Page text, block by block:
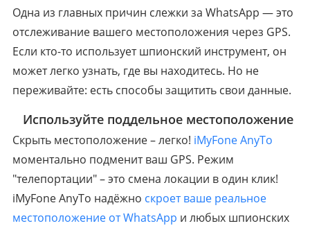
Одна из главных причин слежки за WhatsApp — это
отслеживание вашего местоположения через GPS.
Если кто-то использует шпионский инструмент, он
может легко узнать, где вы находитесь. Но не
переживайте: есть способы защитить свои данные.
Используйте поддельное местоположение
Скрыть местоположение – легко! iMyFone AnyTo
моментально подменит ваш GPS. Режим
"телепортации" – это смена локации в один клик!
iMyFone AnyTo надёжно скроет ваше реальное
местоположение от WhatsApp и любых шпионских